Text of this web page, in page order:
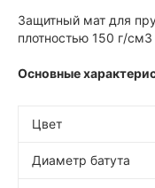
Защитный мат для
плотностью 150 г/
Основные
Цвет
Диаметр батута